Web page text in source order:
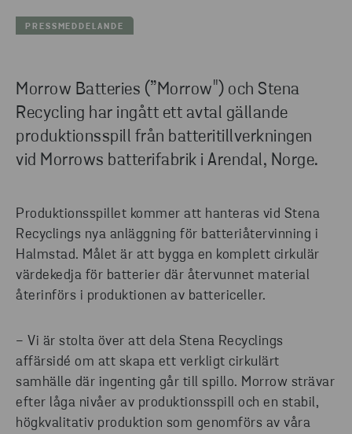
PRESSMEDDELANDE
Morrow Batteries (”Morrow") och Stena
Recycling har ingått ett avtal gällande
produktionsspill från batteritillverkningen
vid Morrows batterifabrik i Arendal, Norge.
Produktionsspillet kommer att hanteras vid Stena
Recyclings nya anläggning för batteriåtervinning i
Halmstad. Målet är att bygga en komplett cirkulär
värdekedja för batterier där återvunnet material
återinförs i produktionen av battericeller.
− Vi är stolta över att dela Stena Recyclings
affärsidé om att skapa ett verkligt cirkulärt
samhälle där ingenting går till spillo. Morrow strävar
efter låga nivåer av produktionsspill och en stabil,
högkvalitativ produktion som genomförs av våra